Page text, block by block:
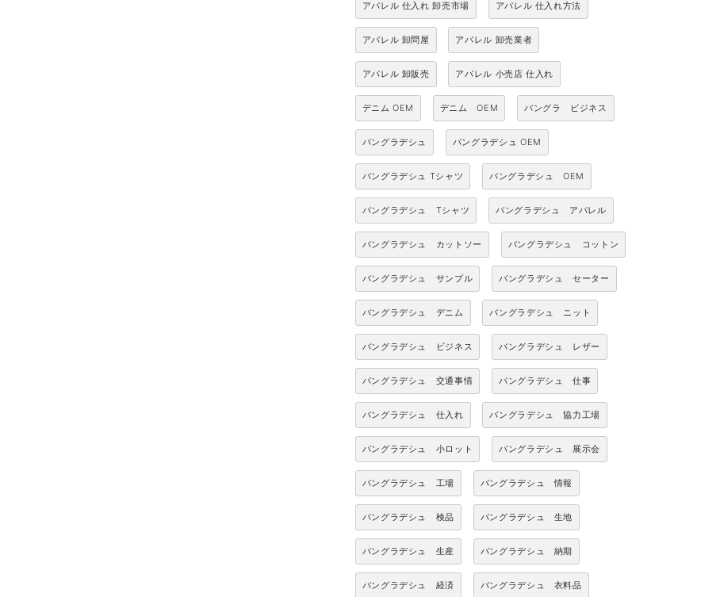
アパレル 仕入れ 卸売市場 アパレル 仕入れ方法
アパレル 卸問屋 アパレル 卸売業者
アパレル 卸販売 アパレル 小売店 仕入れ
デニム OEM デニム OEM バングラ ビジネス
バングラデシュ バングラデシュ OEM
バングラデシュ Tシャツ バングラデシュ OEM
バングラデシュ Tシャツ バングラデシュ アパレル
バングラデシュ カットソー バングラデシュ コットン
バングラデシュ サンプル バングラデシュ セーター
バングラデシュ デニム バングラデシュ ニット
バングラデシュ ビジネス バングラデシュ レザー
バングラデシュ 交通事情 バングラデシュ 仕事
バングラデシュ 仕入れ バングラデシュ 協力工場
バングラデシュ 小ロット バングラデシュ 展示会
バングラデシュ 工場 バングラデシュ 情報
バングラデシュ 検品 バングラデシュ 生地
バングラデシュ 生産 バングラデシュ 納期
バングラデシュ 経済 バングラデシュ 衣料品